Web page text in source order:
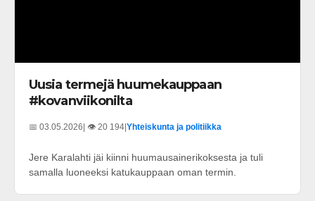
Uusia termejä huumekauppaan
#kovanviikonilta
📅 03.05.2026| 👁️ 20 194|Yhteiskunta ja politiikka
Jere Karalahti jäi kiinni huumausainerikoksesta ja tuli
samalla luoneeksi katukauppaan oman termin.